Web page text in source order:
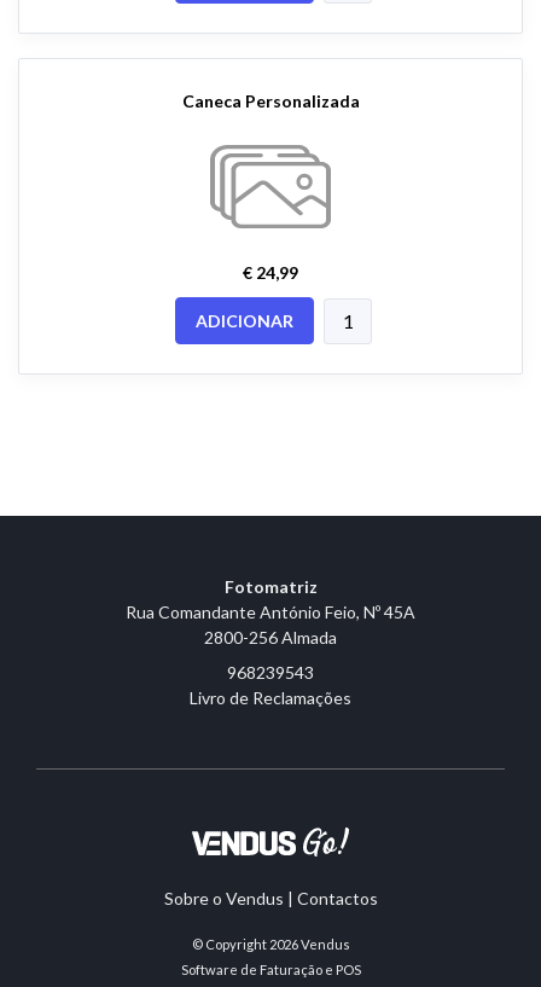
Caneca Personalizada
€ 24,99
ADICIONAR
Fotomatriz
Rua Comandante António Feio, Nº 45A
2800-256 Almada
968239543
Livro de Reclamações
Sobre o Vendus | Contactos
© Copyright 2026Vendus
Software de Faturação e POS